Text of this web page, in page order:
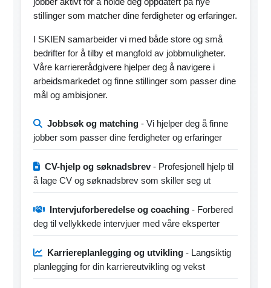
stillinger som matcher dine ferdigheter og erfaringer.
I SKIEN samarbeider vi med både store og små
bedrifter for å tilby et mangfold av jobbmuligheter.
Våre karriererådgivere hjelper deg å navigere i
arbeidsmarkedet og finne stillinger som passer dine
mål og ambisjoner.
Jobbsøk og matching - Vi hjelper deg å finne
jobber som passer dine ferdigheter og erfaringer
CV-hjelp og søknadsbrev- Profesjonell hjelp til
å lage CV og søknadsbrev som skiller seg ut
Intervjuforberedelse og coaching - Forbered
deg til vellykkede intervjuer med våre eksperter
Karriereplanlegging og utvikling - Langsiktig
planlegging for din karriereutvikling og vekst